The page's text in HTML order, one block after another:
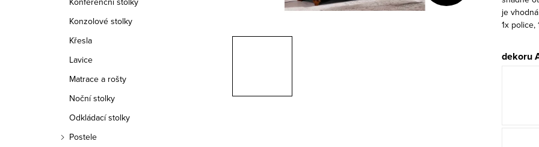
Konzolové stolky
Křesla
Lavice
Matrace a rošty
Noční stolky
Odkládací stolky
Postele
je
1x police,
dekoru